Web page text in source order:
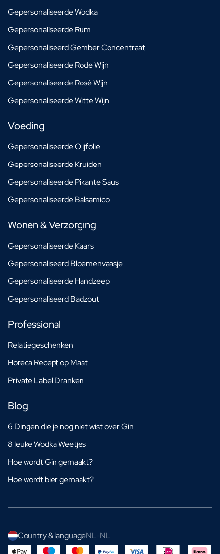
Gepersonaliseerde Wodka
Gepersonaliseerde Rum
Gepersonaliseerd Gember Concentraat
Gepersonaliseerde Rode Wijn
Gepersonaliseerde Rosé Wijn
Gepersonaliseerde Witte Wijn
Voeding
Gepersonaliseerde Olijfolie
Gepersonaliseerde Kruiden
Gepersonaliseerde Pikante Saus
Gepersonaliseerde Balsamico
Wonen & Verzorging
Gepersonaliseerde Kaars
Gepersonaliseerd Bloemenvaasje
Gepersonaliseerde Handzeep
Gepersonaliseerd Badzout
Professional
Relatiegeschenken
Horeca Recept op Maat
Private Label Dranken
Blog
6 Dingen die je nog niet wist over Gin
8 leuke Wodka Weetjes
Hoe wordt Gin gemaakt?
Hoe wordt bier gemaakt?
Country & languageNL-NL